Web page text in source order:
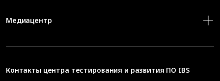
Контакты центра тестирования и развития ПО IBS
Медиацентр